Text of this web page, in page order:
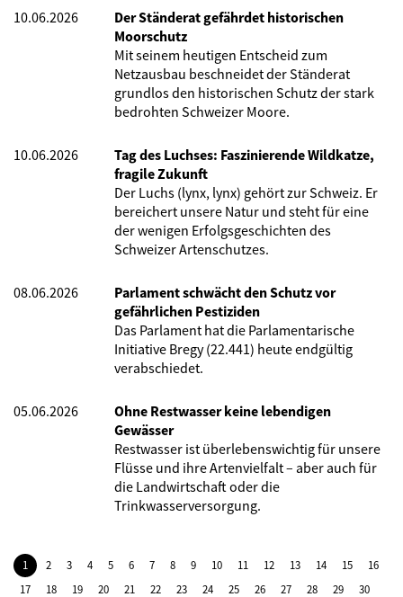
10.06.2026
Der Ständerat gefährdet historischen
Moorschutz
Mit seinem heutigen Entscheid zum
Netzausbau beschneidet der Ständerat
grundlos den historischen Schutz der stark
bedrohten Schweizer Moore.
10.06.2026
Tag des Luchses: Faszinierende Wildkatze,
fragile Zukunft
Der Luchs (lynx, lynx) gehört zur Schweiz. Er
bereichert unsere Natur und steht für eine
der wenigen Erfolgsgeschichten des
Schweizer Artenschutzes.
08.06.2026
Parlament schwächt den Schutz vor
gefährlichen Pestiziden
Das Parlament hat die Parlamentarische
Initiative Bregy (22.441) heute endgültig
verabschiedet.
05.06.2026
Ohne Restwasser keine lebendigen
Gewässer
Restwasser ist überlebenswichtig für unsere
Flüsse und ihre Artenvielfalt – aber auch für
die Landwirtschaft oder die
Trinkwasserversorgung.
1 2 3 4 5 6 7 8 9 10 11 12 13 14 15
16
17
18 19 20 21 22 23 24 25 26 27 28 29
30